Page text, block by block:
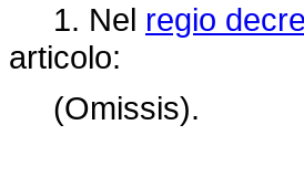
1. Nel regio
articolo:
(Omissis).